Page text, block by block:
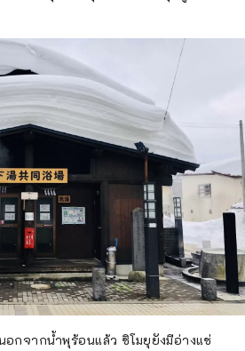
กจากน้ำพุร้อนแล้ว ชิโมยุยังมีอ่างแช่